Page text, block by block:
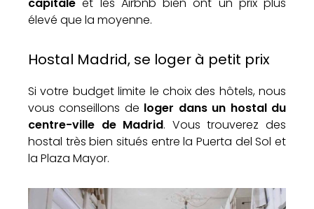
capitale et les Airbnb bien ont un prix plus
élevé que la moyenne.
Hostal Madrid, se loger à petit prix
Si votre budget limite le choix des hôtels, nous
vous conseillons de loger dans un hostal du
centre-ville de Madrid. Vous trouverez des
hostal très bien situés entre la Puerta del Sol et
la Plaza Mayor.